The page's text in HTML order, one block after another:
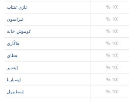
غازي عنتاب %100
غيراسون %100
كوموش خانة %100
هاكّاري %100
هطاي %100
إيغدير %100
إيسبارتا %100
إسطنبول %100